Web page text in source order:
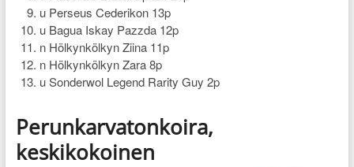
u Perseus Cederikon 13p
u Bagua Iskay Pazzda 12p
n Hölkynkölkyn Ziina 11p
n Hölkynkölkyn Zara 8p
u Sonderwol Legend Rarity Guy 2p
Perunkarvatonkoira,
keskikokoinen